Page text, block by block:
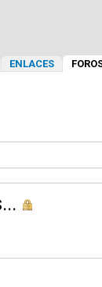
ENLACES